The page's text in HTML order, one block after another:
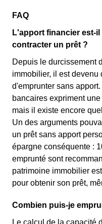
FAQ
L'apport financier est-
contracter un prêt ?
Depuis le durcissement
immobilier, il est devenu
d'emprunter sans
bancaires expriment
mais il existe encore
Un des arguments
un prêt sans apport
épargne conséquente :
emprunté sont
patrimoine immobilier
pour obtenir son prêt,
Combien puis-je
Le calcul de la capacité